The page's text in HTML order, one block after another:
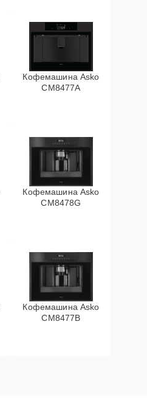
Кофемашина Asko
CM8477A
Кофемашина Asko
CM8478G
Кофемашина Asko
CM8477B